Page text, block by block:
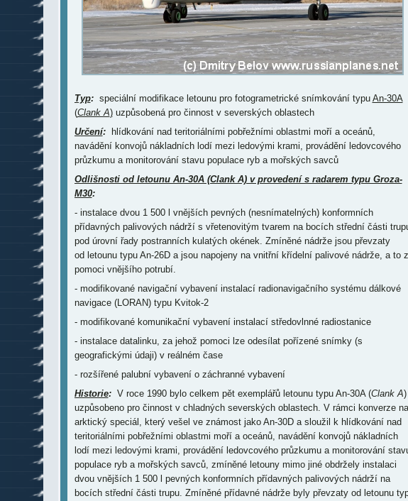
Typ:speciální modifikace letounu pro fotogrametrické snímkování typu An-30A
(Clank A)uzpůsobená pro činnost v severských oblastech
Určení:hlídkování nad teritoriálními pobřežními oblastmi moří a oceánů,
navádění konvojů nákladních lodí mezi ledovými krami, provádění ledovcového
průzkumu a monitorování stavu populace ryb a mořských savců
Odlišnosti od letounu An-30A (Clank A) v provedení s radarem typu Groza-
M30:
- instalace dvou 1 500 l vnějších pevných (nesnímatelných) konformních
přídavných palivových nádrží s vřetenovitým tvarem na bocích střední části
pod úrovní řady postranních kulatých okének. Zmíněné nádrže jsou převzaty
od letounu typu An-26D a jsou napojeny na vnitřní křídelní palivové nádrže, a to
pomoci vnějšího potrubí.
- modifikované navigační vybavení instalací radionavigačního systému dálkové
navigace (LORAN) typu Kvitok-2
- modifikované komunikační vybavení instalací středovlnné radiostanice
- instalace datalinku, za jehož pomoci lze odesílat pořízené snímky (s
geografickými údaji) v reálném čase
- rozšířené palubní vybavení o záchranné vybavení
Historie:V roce 1990 bylo celkem pět exemplářů letounu typu An-30A (Clank A)
uzpůsobeno pro činnost v chladných severských oblastech. V rámci konverze na
arktický speciál, který vešel ve známost jako An-30D a sloužil k hlídkování nad
teritoriálními pobřežními oblastmi moří a oceánů, navádění konvojů nákladních
lodí mezi ledovými krami, provádění ledovcového průzkumu a monitorování
populace ryb a mořských savců, zmíněné letouny mimo jiné obdržely instalaci
dvou vnějších 1 500 l pevných konformních přídavných palivových nádrží na
bocích střední části trupu. Zmíněné přídavné nádrže byly převzaty od letounu